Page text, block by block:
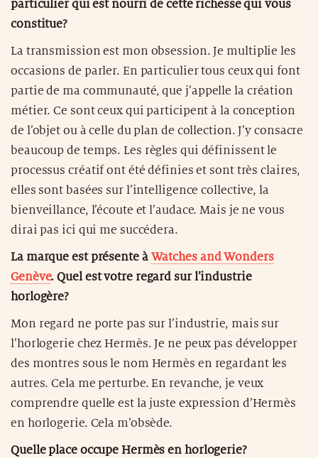
particulier qui est nourri de cette richesse qui vous
constitue?
La transmission est mon obsession. Je multiplie les
occasions de parler. En particulier tous ceux qui font
partie de ma communauté, que j’appelle la création
métier. Ce sont ceux qui participent à la conception
de l’objet ou à celle du plan de collection. J’y consacre
beaucoup de temps. Les règles qui définissent le
processus créatif ont été définies et sont très claires,
elles sont basées sur l’intelligence collective, la
bienveillance, l’écoute et l’audace. Mais je ne vous
dirai pas ici qui me succédera.
La marque est présente à Watches and Wonders
Genève. Quel est votre regard sur l’industrie
horlogère?
Mon regard ne porte pas sur l’industrie, mais sur
l’horlogerie chez Hermès. Je ne peux pas développer
des montres sous le nom Hermès en regardant les
autres. Cela me perturbe. En revanche, je veux
comprendre quelle est la juste expression d’Hermès
en horlogerie. Cela m’obsède.
Quelle place occupe Hermès en horlogerie?